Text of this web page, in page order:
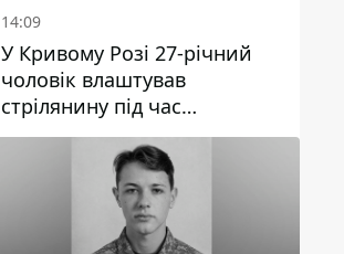
14:09
У Кривому Розі 27-річний
чоловік влаштував
стрілянину під час
конфлікту: є поранений